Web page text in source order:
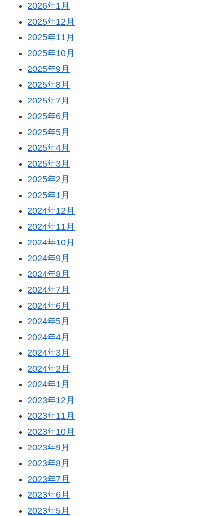
2026年1月
2025年12月
2025年11月
2025年10月
2025年9月
2025年8月
2025年7月
2025年6月
2025年5月
2025年4月
2025年3月
2025年2月
2025年1月
2024年12月
2024年11月
2024年10月
2024年9月
2024年8月
2024年7月
2024年6月
2024年5月
2024年4月
2024年3月
2024年2月
2024年1月
2023年12月
2023年11月
2023年10月
2023年9月
2023年8月
2023年7月
2023年6月
2023年5月